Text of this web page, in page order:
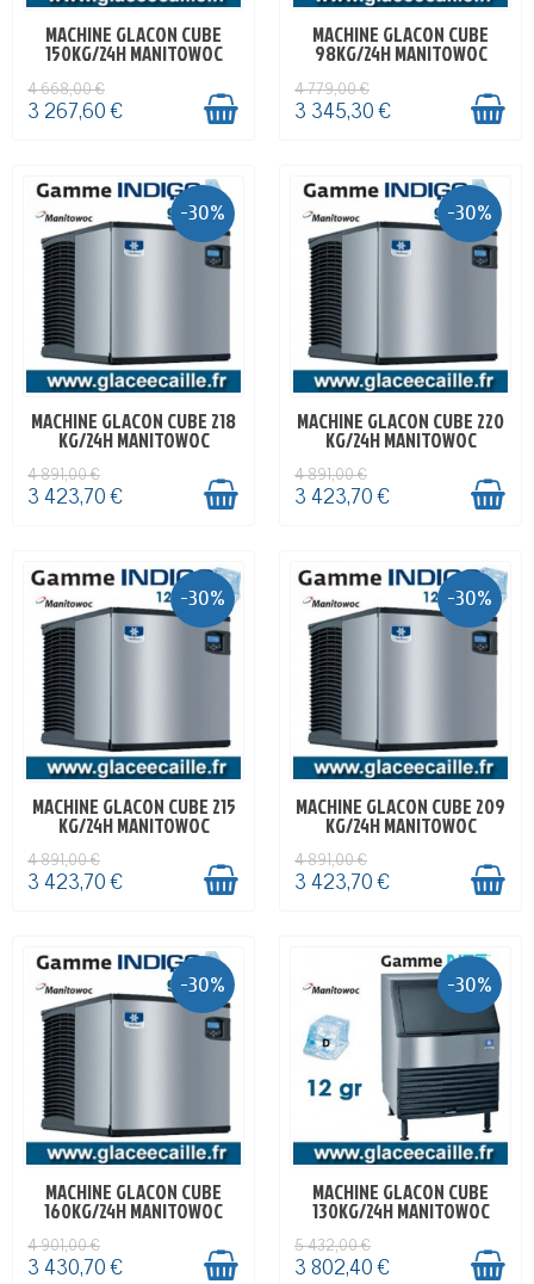
EN STOCK
MACHINE GLACON CUBE
150KG/24H MANITOWOC
4 668,00 €
3 267,60 €
EN STOCK
MACHINE GLACON CUBE
98KG/24H MANITOWOC
4 779,00 €
3 345,30 €
-30%
EN STOCK
MACHINE GLACON CUBE 218
KG/24H MANITOWOC
4 891,00 €
3 423,70 €
-30%
EN STOCK
MACHINE GLACON CUBE 220
KG/24H MANITOWOC
4 891,00 €
3 423,70 €
-30%
EN STOCK
MACHINE GLACON CUBE 215
KG/24H MANITOWOC
4 891,00 €
3 423,70 €
-30%
EN STOCK
MACHINE GLACON CUBE 209
KG/24H MANITOWOC
4 891,00 €
3 423,70 €
-30%
EN STOCK
MACHINE GLACON CUBE
160KG/24H MANITOWOC
4 901,00 €
3 430,70 €
-30%
EN STOCK
MACHINE GLACON CUBE
130KG/24H MANITOWOC
5 432,00 €
3 802,40 €